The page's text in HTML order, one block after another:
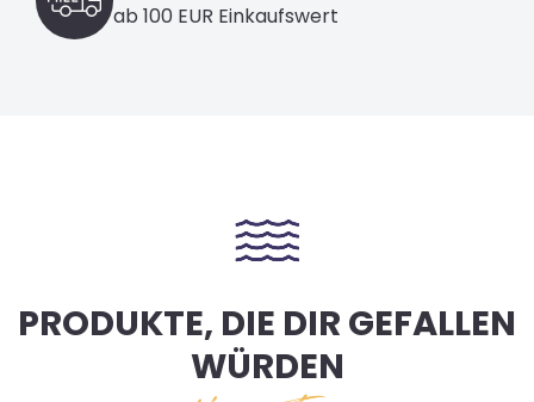
ab 100 EUR Einkaufswert
PRODUKTE, DIE DIR GEFALLEN
WÜRDEN